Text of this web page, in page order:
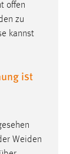
offen
zu
kannst
ist
Weiden
mibew-
= 3